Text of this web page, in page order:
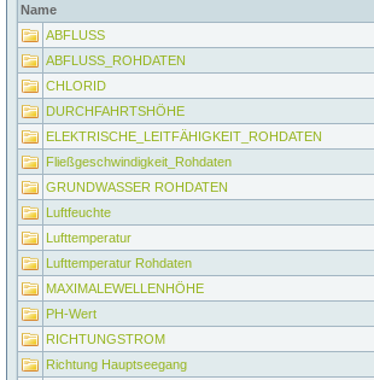
Name
ABFLUSS
ABFLUSS_ROHDATEN
CHLORID
DURCHFAHRTSHÖHE
ELEKTRISCHE_LEITFÄHIGKEIT_ROHDATEN
Fließgeschwindigkeit_Rohdaten
GRUNDWASSER ROHDATEN
Luftfeuchte
Lufttemperatur
Lufttemperatur Rohdaten
MAXIMALEWELLENHÖHE
PH-Wert
RICHTUNGSTROM
Richtung Hauptseegang